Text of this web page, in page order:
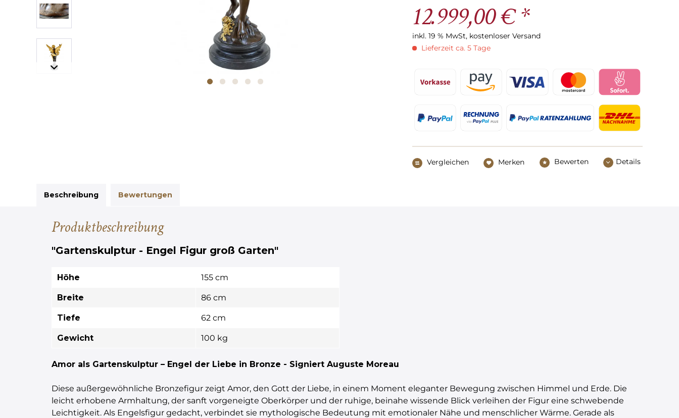
12.999,00 € *
inkl. 19 % MwSt, kostenloser Versand
Lieferzeit ca. 5 Tage
Vergleichen Merken Bewerten Details
Beschreibung Bewertungen
Produktbeschreibung
"Gartenskulptur - Engel Figur groß Garten"
Höhe 155 cm
Breite 86 cm
Tiefe 62 cm
Gewicht 100 kg
Amor als Gartenskulptur – Engel der Liebe in Bronze - Signiert Auguste Moreau
Diese außergewöhnliche Bronzefigur zeigt Amor, den Gott der Liebe, in einem Moment eleganter Bewegung zwischen Himmel und Erde. Die
leicht erhobene Armhaltung, der sanft vorgeneigte Oberkörper und der ruhige, beinahe wissende Blick verleihen der Figur eine schwebende
Leichtigkeit. Als Engelsfigur gedacht, verbindet sie mythologische Bedeutung mit emotionaler Nähe und menschlicher Wärme. Gerade als